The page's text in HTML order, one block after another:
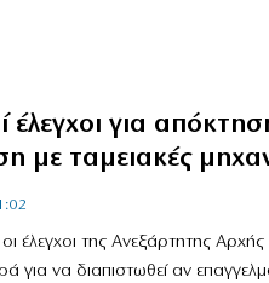
έλεγχοι για
με ταμειακές
οι έλεγχοι της Ανεξάρτητης
για να διαπιστωθεί αν